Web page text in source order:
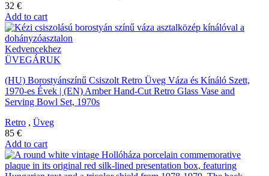
32 €
Add to cart
Kedvencekhez
ÜVEGÁRUK
(HU) Borostyánszínű Csiszolt Retro Üveg Váza és Kínáló Szett,
1970-es Évek | (EN) Amber Hand-Cut Retro Glass Vase and
Serving Bowl Set, 1970s
Retro , Üveg
85 €
Add to cart